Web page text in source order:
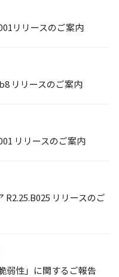
リリースのご案内
リリースのご案内
リリースのご案内
R2.25.B025 リリースのご
弱性」に関するご報告